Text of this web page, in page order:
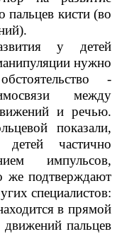
кисти (во
у детей
нужно
-
между
и речью.
показали,
частично
импульсов,
же подтверждают
специалистов:
в прямой
движений пальцев